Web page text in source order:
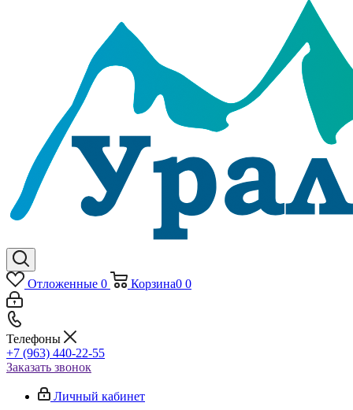
Отложенные 0 Корзина0 0
Телефоны
+7 (963) 440-22-55
Заказать звонок
Личный кабинет